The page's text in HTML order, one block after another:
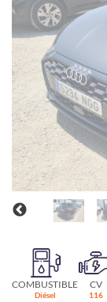
COMBUSTIBLE
Diésel
CV
116